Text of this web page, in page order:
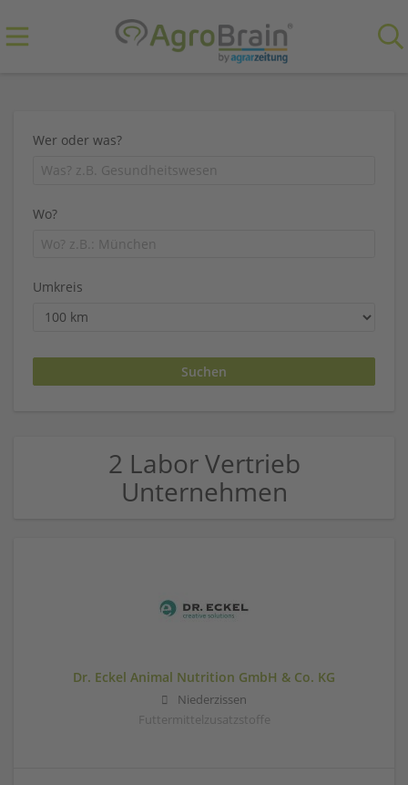
Wer oder was?
Wo?
Umkreis
2 Labor Vertrieb
Unternehmen
Dr. Eckel Animal Nutrition GmbH & Co. KG
Niederzissen
Futtermittelzusatzstoffe